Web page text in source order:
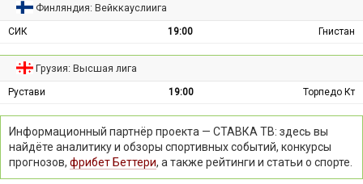
Финляндия: Вейккауслиига
СИК 19:00 Гнистан
Грузия: Высшая лига
Рустави 19:00 Торпедо Кт
Информационный партнёр проекта — СТАВКА ТВ: здесь вы
найдёте аналитику и обзоры спортивных событий, конкурсы
прогнозов, фрибет Беттери, а также рейтинги и статьи о спорте.